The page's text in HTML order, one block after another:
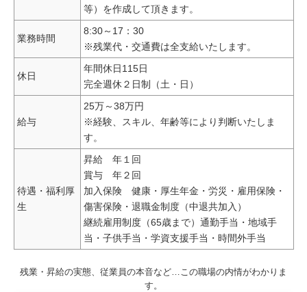
等）を作成して頂きます。
業務時間
8:30～17：30
※残業代・交通費は全支給いたします。
休日
年間休日115日
完全週休２日制（土・日）
給与
25万～38万円
※経験、スキル、年齢等により判断いたしま
す。
待遇・福利厚
生
昇給 年１回
賞与 年２回
加入保険 健康・厚生年金・労災・雇用保険・
傷害保険・退職金制度（中退共加入）
継続雇用制度（65歳まで）通勤手当・地域手
当・子供手当・学資支援手当・時間外手当
残業・昇給の実態、従業員の本音など…この職場の内情がわかりま
す。